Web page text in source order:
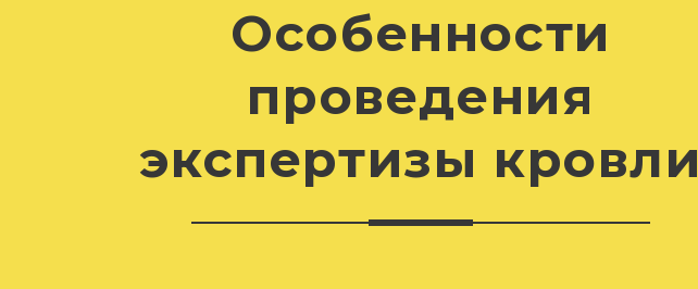
Особенности
проведения
экспертизы кровли